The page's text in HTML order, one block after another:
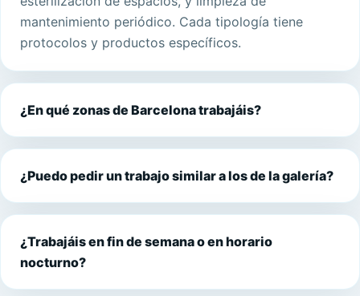
mantenimiento periódico. Cada tipología tiene
protocolos y productos específicos.
¿En qué zonas de Barcelona trabajáis?
¿Puedo pedir un trabajo similar a los de la galería?
¿Trabajáis en fin de semana o en horario
nocturno?